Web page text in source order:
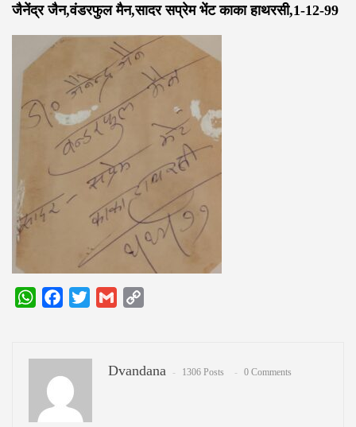
जैनेंद्र जैन,वंडरफुल मैन,सादर सप्रेम भेंट काका हाथरसी,1-12-99
WhatsAppFacebook
Twitter Gmail
Dvandana 1306 Posts 0 Comments